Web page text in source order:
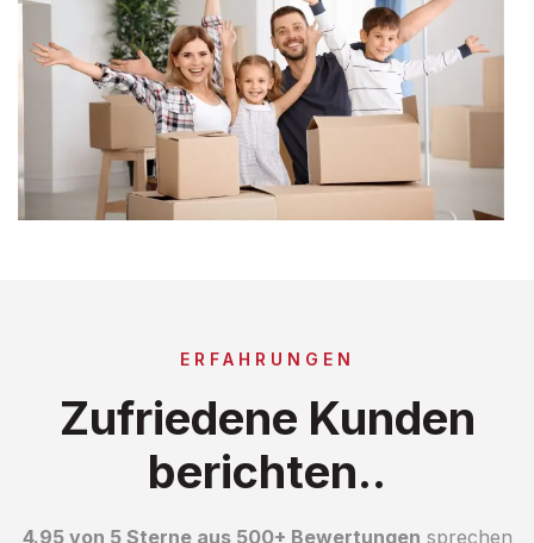
ERFAHRUNGEN
Zufriedene Kunden
berichten..
4.95 von 5 Sterne aus 500+ Bewertungen sprechen